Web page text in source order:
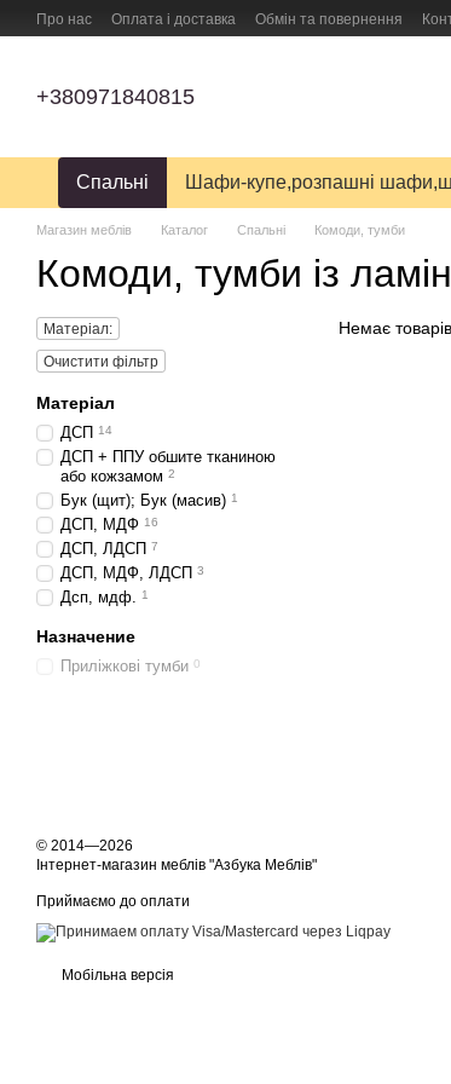
Перейти до основного контенту
Про нас Оплата і доставка Обмін та повернення
+380971840815
Спальні Шафи-купе,розпашні
Магазин меблів Каталог Спальні Комоди, тумби
Комоди, тумби із
Немає товарів
Матеріал:
Очистити фільтр
Матеріал
ДСП 14
ДСП + ППУ обшите тканиною
або кожзамом 2
Бук (щит); Бук (масив) 1
ДСП, МДФ 16
ДСП, ЛДСП 7
ДСП, МДФ, ЛДСП 3
Дсп, мдф. 1
Назначение
Приліжкові тумби 0
© 2014—2026
Інтернет-магазин меблів "Азбука Меблів"
Приймаємо до оплати
Мобільна версія